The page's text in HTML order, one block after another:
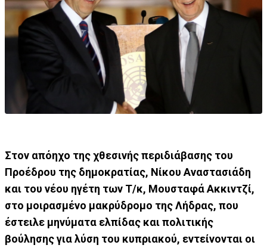
Στον απόηχο της χθεσινής περιδιάβασης του
Προέδρου της δημοκρατίας, Νίκου Αναστασιάδη
και του νέου ηγέτη των Τ/κ, Μουσταφά Ακκιντζί,
στο μοιρασμένο μακρύδρομο της Λήδρας, που
έστειλε μηνύματα ελπίδας και πολιτικής
βούλησης για λύση του κυπριακού, εντείνονται οι